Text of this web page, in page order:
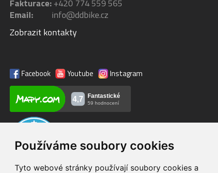
Používáme soubory cookies
Tyto webové stránky používají soubory cookies a
Fakturace:+420 774 559 565
Email:
info@ddbike.cz
Zobrazit kontakty
Facebook Youtube Instagram